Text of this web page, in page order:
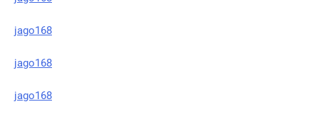
jago168
jago168
jago168